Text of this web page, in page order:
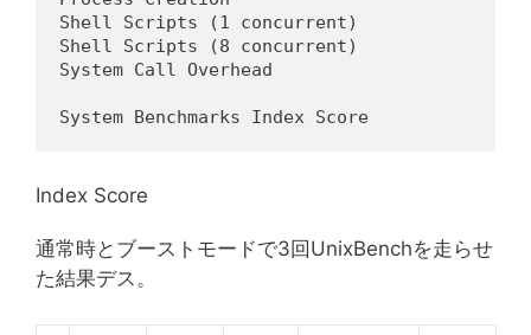
Shell Scripts (1 concurrent)
Shell Scripts (8 concurrent)
System Call Overhead
System Benchmarks Index Score
Index Score
通常時とブーストモードで3回UnixBenchを走らせ
た結果デス。